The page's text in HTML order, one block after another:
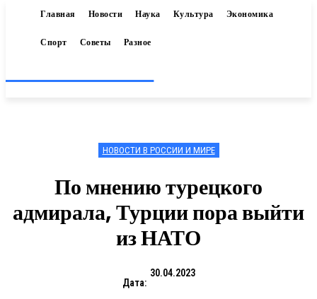
Главная Новости Наука Культура Экономика
Спорт Советы Разное
НОВОСТИ В РОССИИ И МИРЕ
По мнению турецкого
адмирала, Турции пора выйти
из НАТО
Дата:
30.04.2023